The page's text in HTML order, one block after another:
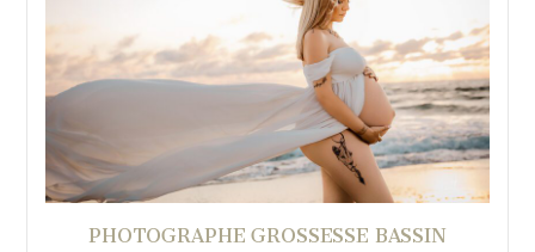
PHOTOGRAPHE GROSSESSE BASSIN